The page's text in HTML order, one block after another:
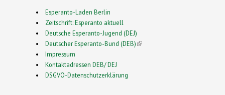
Esperanto-Laden Berlin
Zeitschrift: Esperanto aktuell
Deutsche Esperanto-Jugend (DEJ)
Deutscher Esperanto-Bund (DEB)(link is external)
Impressum
Kontaktadressen DEB/ DEJ
DSGVO-Datenschutzerklärung